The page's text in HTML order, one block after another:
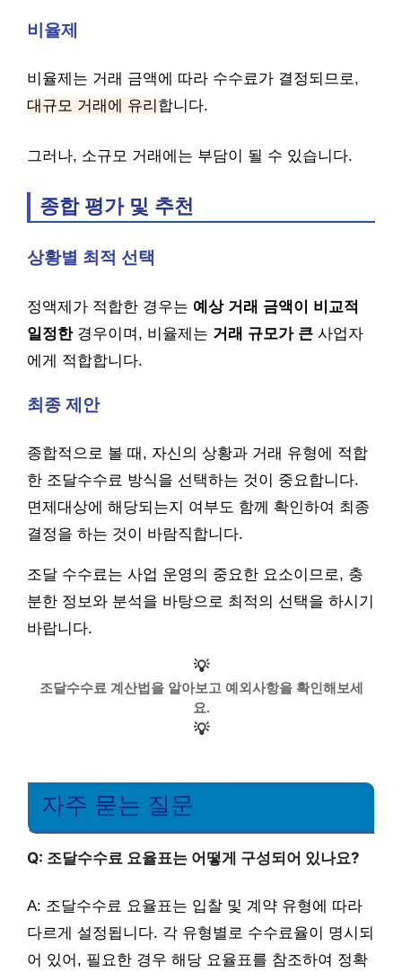
비율제
비율제는 거래 금액에 따라 수수료가 결정되므로,
대규모 거래에 유리 합니다.
그러나, 소규모 거래에는 부담이 될 수 있습니다.
종합 평가 및 추천
상황별 최적 선택
정액제가 적합한 경우는 예상 거래 금액이 비교적
일정한경우이며, 비율제는 거래 규모가 큰 사업자
에게 적합합니다.
최종 제안
종합적으로 볼 때, 자신의 상황과 거래 유형에 적합
한 조달수수료 방식을 선택하는 것이 중요합니다.
면제대상에 해당되는지 여부도 함께 확인하여 최종
결정을 하는 것이 바람직합니다.
조달 수수료는 사업 운영의 중요한 요소이므로, 충
분한 정보와 분석을 바탕으로 최적의 선택을 하시기
바랍니다.
💡
조달수수료 계산법을 알아보고 예외사항을 확인해보세
요.
💡
자주 묻는 질문
Q: 조달수수료 요율표는 어떻게 구성되어 있나요?
A: 조달수수료 요율표는 입찰 및 계약 유형에 따라
다르게 설정됩니다. 각 유형별로 수수료율이 명시되
어 있어, 필요한 경우 해당 요율표를 참조하여 정확